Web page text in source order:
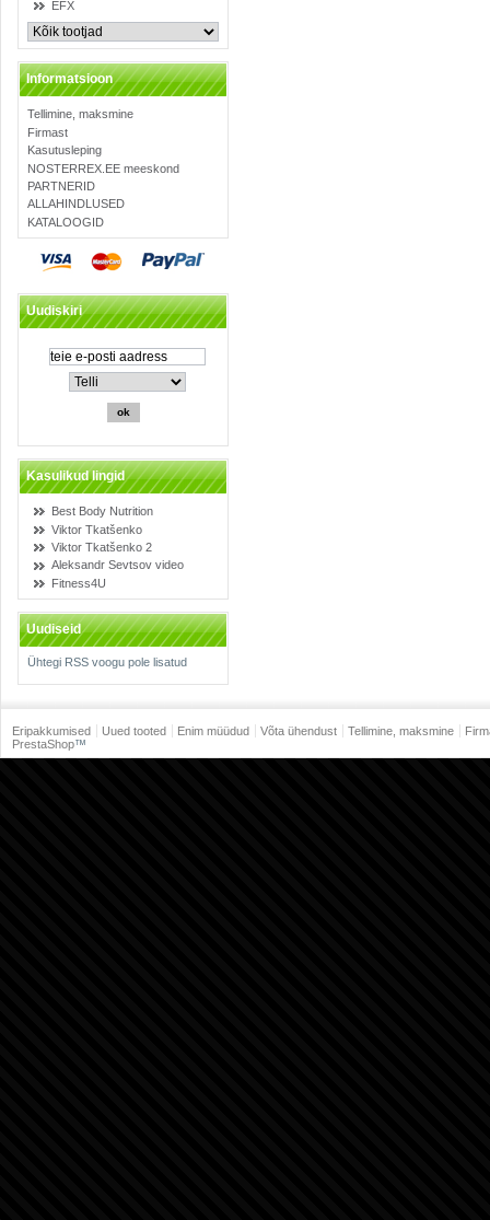
EFX
Informatsioon
Tellimine, maksmine
Firmast
Kasutusleping
NOSTERREX.EE meeskond
PARTNERID
ALLAHINDLUSED
KATALOOGID
Uudiskiri
Kasulikud lingid
Best Body Nutrition
Viktor Tkatšenko
Viktor Tkatšenko 2
Aleksandr Sevtsov video
Fitness4U
Uudiseid
Ühtegi RSS voogu pole lisatud
Eripakkumised Uued tooted Enim müüdud Võta ühendust Tellimine, maksmine
PrestaShop™